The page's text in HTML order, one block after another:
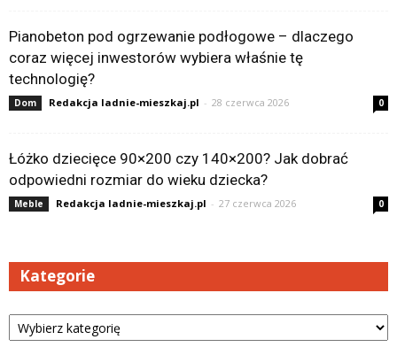
Pianobeton pod ogrzewanie podłogowe – dlaczego
coraz więcej inwestorów wybiera właśnie tę
technologię?
Dom Redakcja ladnie-mieszkaj.pl - 28 czerwca 2026 0
Łóżko dziecięce 90×200 czy 140×200? Jak dobrać
odpowiedni rozmiar do wieku dziecka?
Meble Redakcja ladnie-mieszkaj.pl - 27 czerwca 2026 0
Kategorie
Kategorie